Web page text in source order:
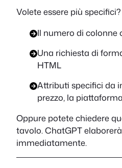
Volete essere più
Il numero di colonne
Una richiesta di
HTML
Attributi specifici da
prezzo, la
Oppure potete chiedere
tavolo. ChatGPT
immediatamente.